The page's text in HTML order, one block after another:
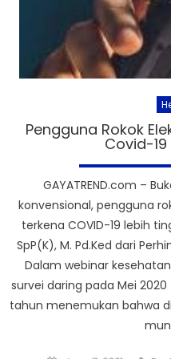
Pengguna Rokok
Covid-
GAYATREND.com –
konvensional, pengguna
terkena COVID-19 lebih
SpP(K), M. Pd.Ked dari
Dalam webinar
survei daring pada Mei
tahun menemukan bahwa